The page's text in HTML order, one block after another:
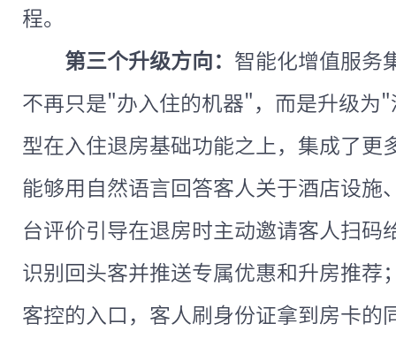
程。
第三个升级方向： 智能化增值服务
不再只是"办入住的机器"，而是升级为
型在入住退房基础功能之上，集成了更
能够用自然语言回答客人关于酒店设施
台评价引导在退房时主动邀请客人扫码
识别回头客并推送专属优惠和升房推荐
客控的入口，客人刷身份证拿到房卡的